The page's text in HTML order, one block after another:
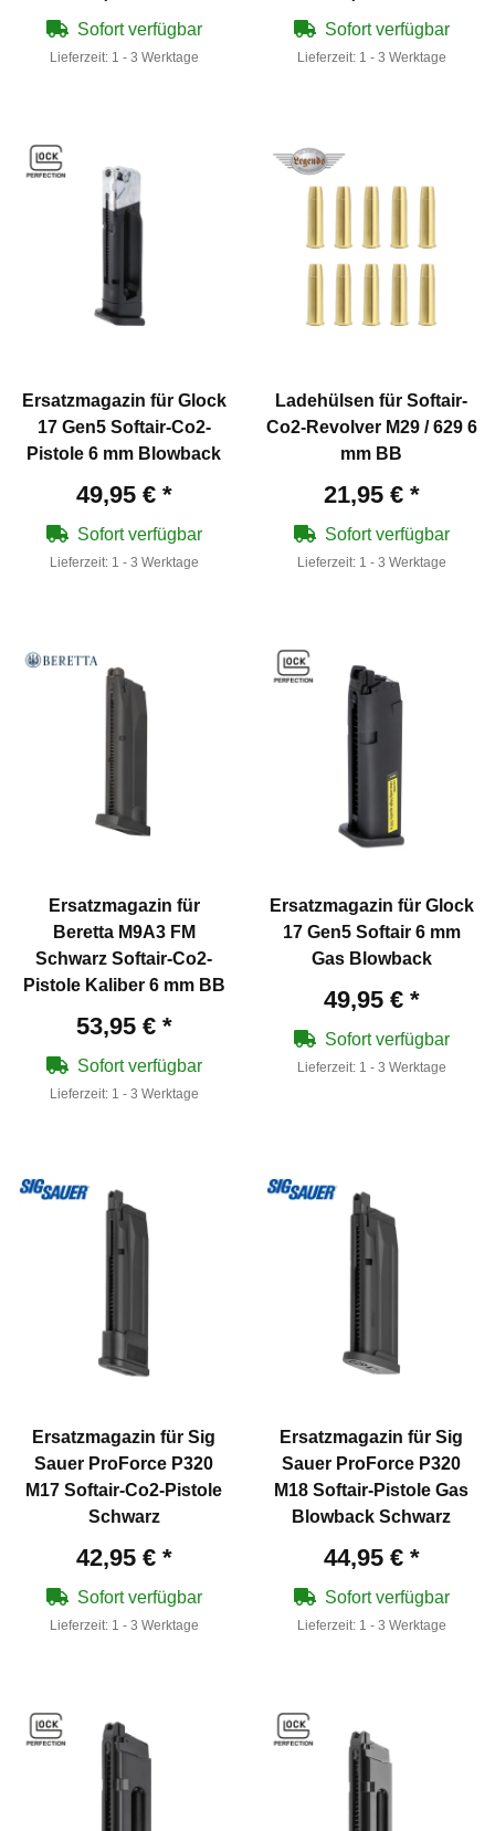
Sofort verfügbar
Lieferzeit: 1 - 3 Werktage
Sofort verfügbar
Lieferzeit: 1 - 3 Werktage
Ersatzmagazin für Glock
17 Gen5 Softair-Co2-
Pistole 6 mm Blowback
49,95 € *
Sofort verfügbar
Lieferzeit: 1 - 3 Werktage
Ladehülsen für Softair-
Co2-Revolver M29 / 629 6
mm BB
21,95 € *
Sofort verfügbar
Lieferzeit: 1 - 3 Werktage
Ersatzmagazin für
Beretta M9A3 FM
Schwarz Softair-Co2-
Pistole Kaliber 6 mm BB
53,95 € *
Sofort verfügbar
Lieferzeit: 1 - 3 Werktage
Ersatzmagazin für Glock
17 Gen5 Softair 6 mm
Gas Blowback
49,95 € *
Sofort verfügbar
Lieferzeit: 1 - 3 Werktage
Ersatzmagazin für Sig
Sauer ProForce P320
M17 Softair-Co2-Pistole
Schwarz
42,95 € *
Sofort verfügbar
Lieferzeit: 1 - 3 Werktage
Ersatzmagazin für Sig
Sauer ProForce P320
M18 Softair-Pistole Gas
Blowback Schwarz
44,95 € *
Sofort verfügbar
Lieferzeit: 1 - 3 Werktage